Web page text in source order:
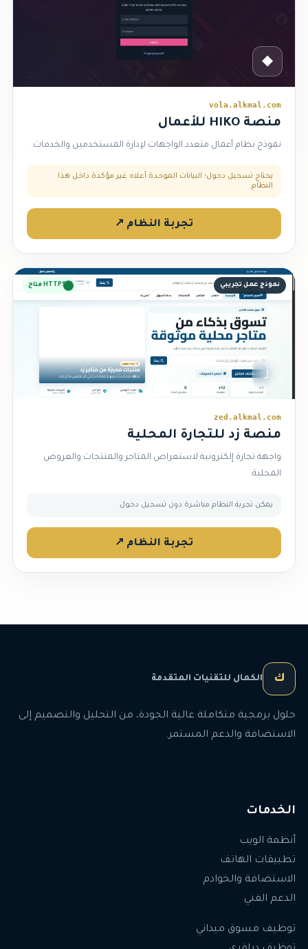
◆
vola.alkmal.com
منصة HIKO للأعمال
نموذج نظام أعمال متعدد الواجهات لإدارة المستخدمين والخدمات.
يحتاج تسجيل دخول؛ البيانات الموحدة أعلاه غير مؤكدة داخل هذا
النظام.
تجربة النظام ↗
نموذج عمل تجريبي HTTPS متاح
ز
zed.alkmal.com
منصة زد للتجارة المحلية
واجهة تجارة إلكترونية لاستعراض المتاجر والمنتجات والعروض
المحلية.
يمكن تجربة النظام مباشرة دون تسجيل دخول.
تجربة النظام ↗
ك الكمال للتقنيات المتقدمة
حلول برمجية متكاملة عالية الجودة، من التحليل والتصميم إلى
الاستضافة والدعم المستمر.
الخدمات
أنظمة الويب
تطبيقات الهاتف
الاستضافة والخوادم
الدعم الفني
توظيف مسوق ميداني